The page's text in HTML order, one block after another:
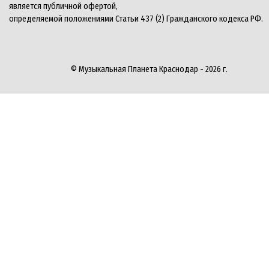
является публичной офертой,
определяемой положениями Статьи 437 (2) Гражданского кодекса РФ.
© Музыкальная Планета Краснодар - 2026 г.